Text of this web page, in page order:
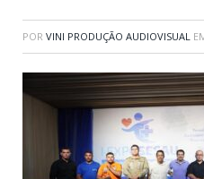
POR VINI PRODUÇÃO AUDIOVISUAL